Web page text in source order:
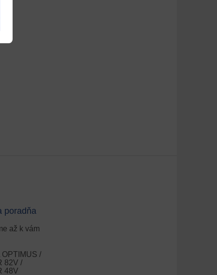
poradňa
až k vám
/
82V /
48V